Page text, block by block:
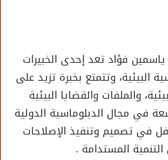
فؤاد تعد إحدى الخبيرات
البيئية، وتتمتع بخبرة تزيد على
والملفات والقضايا البيئية
في مجال الدبلوماسية الدولية
في تصميم وتنفيذ الإصلاحات
المستدامة .